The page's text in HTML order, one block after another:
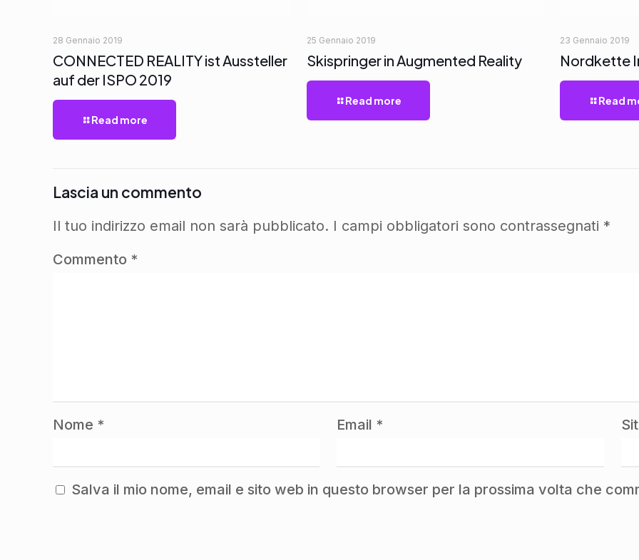
28 Gennaio 2019
CONNECTED REALITY ist Aussteller
auf der ISPO 2019
Read more
25 Gennaio 2019
Skispringer in Augmented Reality
Read more
23 Gennaio 2019
Nordkette
Read
Lascia un commento
Il tuo indirizzo email non sarà pubblicato. I campi obbligatori sono contrassegnati *
Commento *
Nome * Email *
Salva il mio nome, email e sito web in questo browser per la prossima volta che